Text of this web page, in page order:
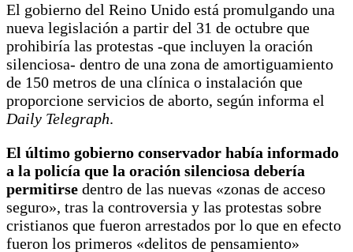
El gobierno del Reino Unido está promulgando una
nueva legislación a partir del 31 de octubre que
prohibiría las protestas -que incluyen la oración
silenciosa- dentro de una zona de amortiguamiento
de 150 metros de una clínica o instalación que
proporcione servicios de aborto, según informa el
Daily Telegraph.
El último gobierno conservador había informado
a la policía que la oración silenciosa debería
permitirse dentro de las nuevas «zonas de acceso
seguro», tras la controversia y las protestas sobre
cristianos que fueron arrestados por lo que en efecto
fueron los primeros «delitos de pensamiento»